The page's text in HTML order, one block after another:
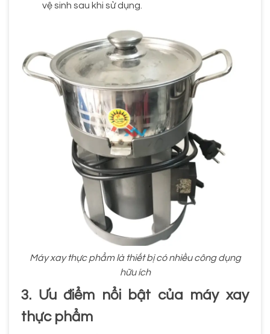
vệ sinh sau khi sử dụng.
Máy xay thực phẩm là thiết bị có nhiều công dụng
hữu ích
3. Ưu điểm nổi bật của máy xay
thực phẩm